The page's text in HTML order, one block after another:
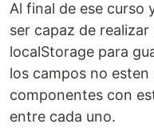
Al final de ese curso
ser capaz de
localStorage para
los campos no
componentes con
entre cada uno.